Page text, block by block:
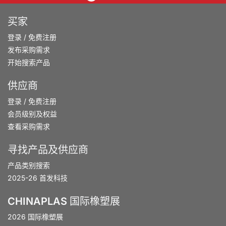
买家
登录 / 免费注册
发布采购需求
开始搜索产品
供应商
登录 / 免费注册
会员级别及权益
查看采购需求
寻找产品及供应商
产品类别搜索
2025-26 首发科技
CHINAPLAS 国际橡塑展
2026 国际橡塑展